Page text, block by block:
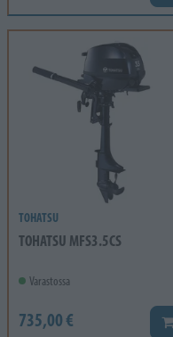
TOHATSU
TOHATSU MFS3.5CS
Varastossa
735,00 €